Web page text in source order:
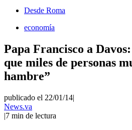
Desde Roma
economía
Papa Francisco a
que miles de personas
hambre”
publicado el 22/01/14|
News.va
|7 min de lectura